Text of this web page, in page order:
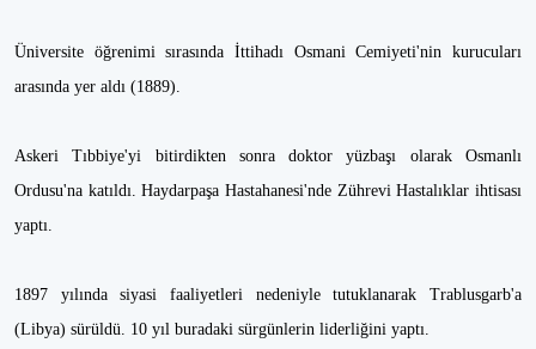
Üniversite öğrenimi sırasında İttihadı Osmani Cemiyeti'nin kurucuları
arasında yer aldı (1889).
Askeri Tıbbiye'yi bitirdikten sonra doktor yüzbaşı olarak Osmanlı
Ordusu'na katıldı. Haydarpaşa Hastahanesi'nde Zührevi Hastalıklar ihtisası
yaptı.
1897 yılında siyasi faaliyetleri nedeniyle tutuklanarak Trablusgarb'a
(Libya) sürüldü. 10 yıl buradaki sürgünlerin liderliğini yaptı.